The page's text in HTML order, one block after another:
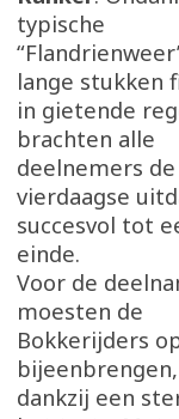
typische
lange stukken
in gietende
brachten alle
deelnemers de
vierdaagse
succesvol tot
einde.
Voor de
moesten de
Bokkerijders
dankzij een